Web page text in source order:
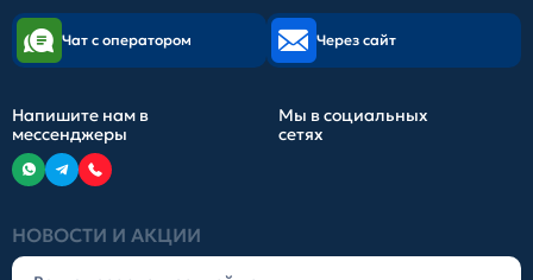
НОВОСТИ И АКЦИИ
Чат с оператором Через сайт
Напишите нам в
мессенджеры
Мы в социальных
сетях